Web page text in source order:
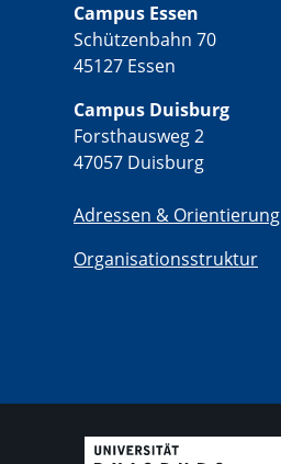
Campus Essen
Schützenbahn 70
45127 Essen
Campus Duisburg
Forsthausweg 2
47057 Duisburg
Adressen & Orientierung
Organisationsstruktur